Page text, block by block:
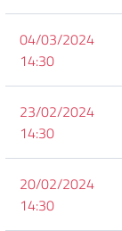
04/03/2024
14:30
23/02/2024
14:30
20/02/2024
14:30